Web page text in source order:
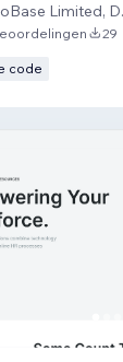
Limited,
29
code